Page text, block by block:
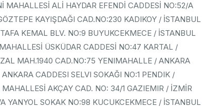
MAHALLESİ ALİ HAYDAR EFENDİ CADDESİ NO:52/A
KAYIŞDAĞI CAD.NO:230 KADIKOY / İSTANBUL
KEMAL BLV. NO:9 BUYUKCEKMECE / İSTANBUL
ÜSKÜDAR CADDESİ NO:47 KARTAL /
MAH.1940 CAD.NO:75 YENIMAHALLE / ANKARA
CADDESI SELVI SOKAĞI NO:1 PENDIK /
AKÇAY CAD. NO: 34/1 GAZIEMIR / İZMİR
YANYOL SOKAK NO:98 KUCUKCEKMECE / İSTANBUL